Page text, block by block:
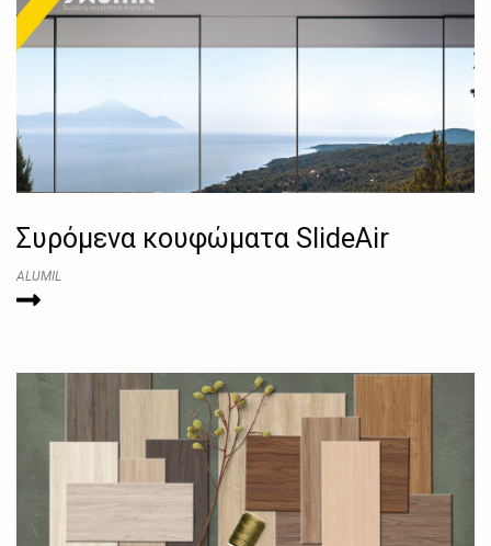
Συρόμενα κουφώματα SlideAir
ALUMIL